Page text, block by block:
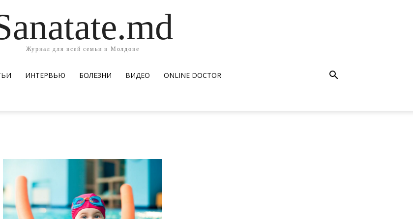
Журнал для всей семьи в Молдове
ИНТЕРВЬЮ БОЛЕЗНИ ВИДЕО ОNLINE DOCTOR